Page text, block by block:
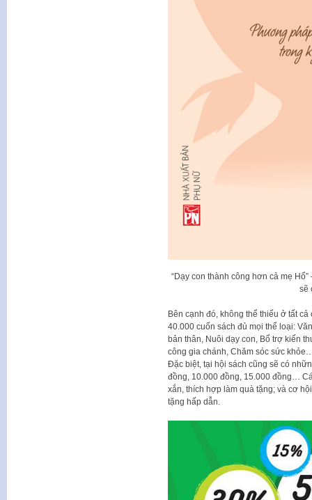
“Dạy con thành công hơn cả mẹ
sẽ
Bên cạnh đó, không thể thiếu ở tất
40.000 cuốn sách đủ mọi thể loại:
bản thân, Nuôi dạy con, Bổ trợ kiến
công gia chánh, Chăm sóc sức
Đặc biệt, tại hội sách cũng sẽ có
đồng, 10.000 đồng, 15.000 đồng…
xắn, thích hợp làm quà tặng; và cơ
tặng hấp dẫn.